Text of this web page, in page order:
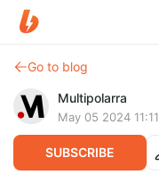
Go to blog
Multipolarra
May 05 2024 11:11
SUBSCRIBE